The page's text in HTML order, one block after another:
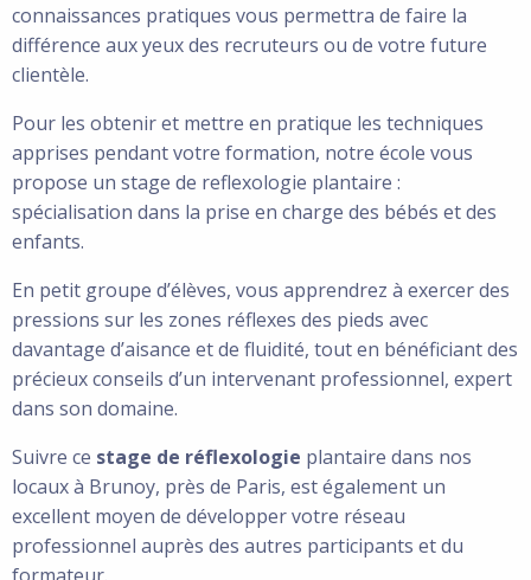
connaissances pratiques vous permettra de faire la
différence aux yeux des recruteurs ou de votre future
clientèle.
Pour les obtenir et mettre en pratique les techniques
apprises pendant votre formation, notre école vous
propose un stage de reflexologie plantaire :
spécialisation dans la prise en charge des bébés et des
enfants.
En petit groupe d’élèves, vous apprendrez à exercer des
pressions sur les zones réflexes des pieds avec
davantage d’aisance et de fluidité, tout en bénéficiant des
précieux conseils d’un intervenant professionnel, expert
dans son domaine.
Suivre ce stage de réflexologie plantaire dans nos
locaux à Brunoy, près de Paris, est également un
excellent moyen de développer votre réseau
professionnel auprès des autres participants et du
formateur.